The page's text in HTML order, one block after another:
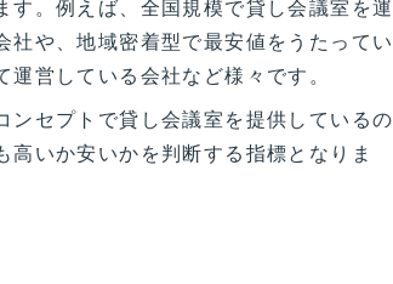
。例えば、全国規模で貸し会議室を運
や、地域密着型で最安値をうたってい
営している会社など様々です。
セプトで貸し会議室を提供しているの
いか安いかを判断する指標となりま